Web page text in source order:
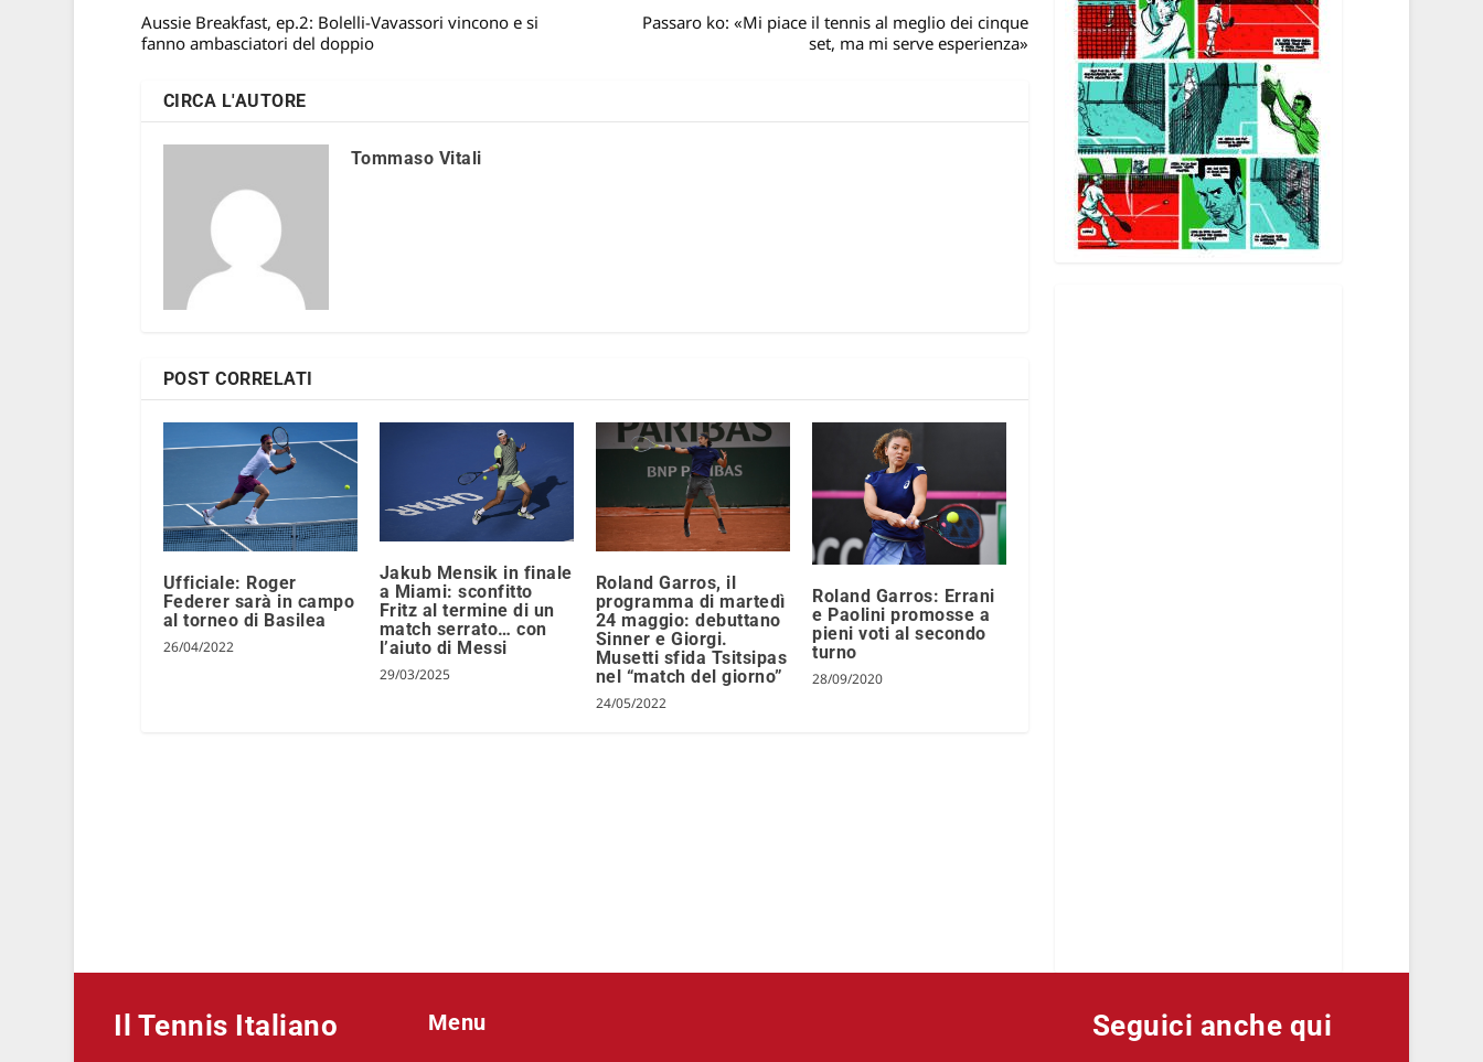
Aussie Breakfast, ep.2: Bolelli-Vavassori vincono e si
fanno ambasciatori del doppio
Passaro ko: «Mi piace il tennis al meglio dei cinque
set, ma mi serve esperienza»
CIRCA L'AUTORE
Tommaso Vitali
POST CORRELATI
Ufficiale: Roger
Federer sarà in campo
al torneo di Basilea
26/04/2022
Jakub Mensik in finale
a Miami: sconfitto
Fritz al termine di un
match serrato… con
l’aiuto di Messi
29/03/2025
Roland Garros, il
programma di martedì
24 maggio: debuttano
Sinner e Giorgi.
Musetti sfida Tsitsipas
nel “match del giorno”
24/05/2022
Roland Garros: Errani
e Paolini promosse a
pieni voti al secondo
turno
28/09/2020
Il Tennis Italiano Menu Seguici anche qui